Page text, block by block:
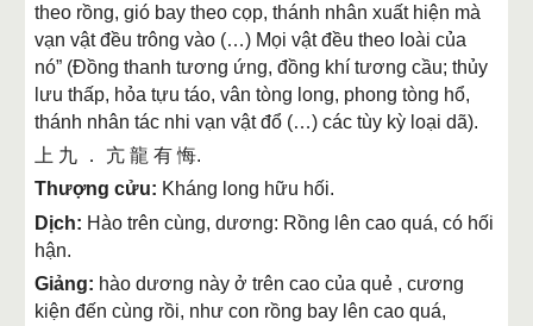
theo rồng, gió bay theo cọp, thánh nhân xuất hiện mà
vạn vật đều trông vào (…) Mọi vật đều theo loài của
nó” (Đồng thanh tương ứng, đồng khí tương cầu; thủy
lưu thấp, hỏa tựu táo, vân tòng long, phong tòng hổ,
thánh nhân tác nhi vạn vật đổ (…) các tùy kỳ loại dã).
上 九 ． 亢 龍 有 悔.
Thượng cửu: Kháng long hữu hối.
Dịch: Hào trên cùng, dương: Rồng lên cao quá, có hối
hận.
Giảng: hào dương này ở trên cao của quẻ , cương
kiện đến cùng rồi, như con rồng bay lên cao quá,